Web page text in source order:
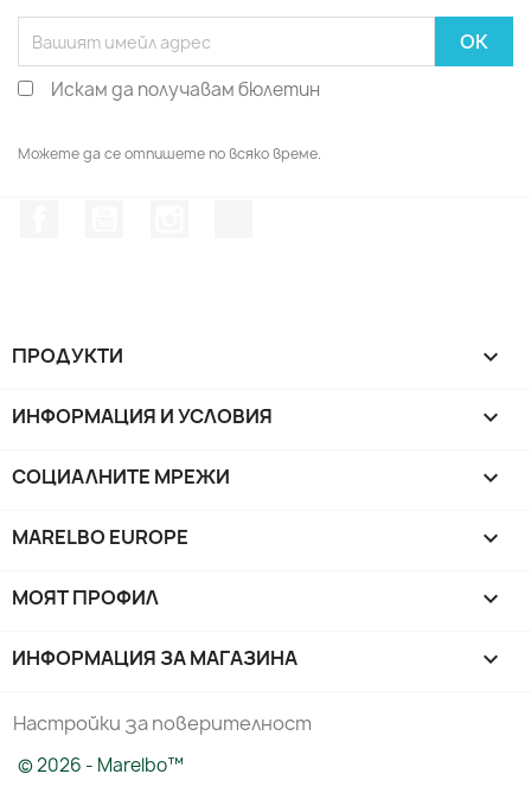
Искам да получавам бюлетин
Можете да се отпишете по всяко време.
ПРОДУКТИ 
ИНФОРМАЦИЯ И УСЛОВИЯ 
СОЦИАЛНИТЕ МРЕЖИ 
MARELBO EUROPE 
МОЯТ ПРОФИЛ 
ИНФОРМАЦИЯ ЗА МАГАЗИНА keyboard_arrow_down
Настройки за поверителност
© 2026 - Marelbo™